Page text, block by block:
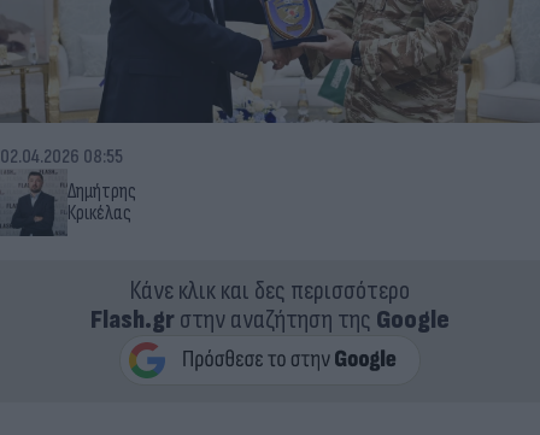
Δημήτρης
Κρικέλας
02.04.2026 08:55
Κάνε κλικ και δες περισσότερο
Flash.grστην αναζήτηση της Google